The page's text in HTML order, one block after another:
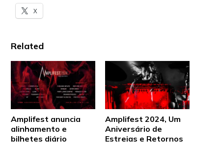
X
Related
Amplifest anuncia
alinhamento e
bilhetes diário
Amplifest 2024, Um
Aniversário de
Estreias e Retornos